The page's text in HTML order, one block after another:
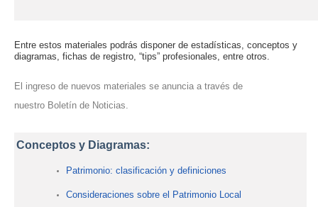
Entre estos materiales podrás disponer de estadísticas, conceptos y
diagramas, fichas de registro, “tips” profesionales, entre otros.
El ingreso de nuevos materiales se anuncia a través de
nuestro Boletín de Noticias.
Conceptos y Diagramas:
Patrimonio: clasificación y definiciones
Consideraciones sobre el Patrimonio Local